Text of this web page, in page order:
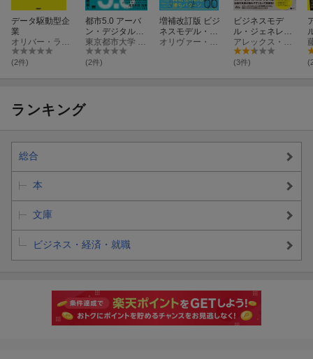
データ駆動型企
業
(2件)
都市5.0 アーバ
ン・デジタルト
ランスフォーメ
ーションが日本
を再興する
(2件)
増補改訂版 ビジ
ネスモデル・ナ
ビゲーター
ビジネスモデ
ル・ジェネレー
ション［コンパ
クト版］ ビジネ
スモデル設計書
(3件)
ランキング
総合
本
文庫
ビジネス・経済・就職